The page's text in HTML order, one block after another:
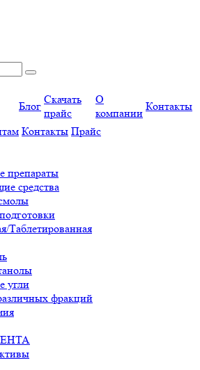
Блог
Скачать
прайс
О
компании
Контакты
Контакты Прайс
препараты
средства
Таблетированная
угли
фракций